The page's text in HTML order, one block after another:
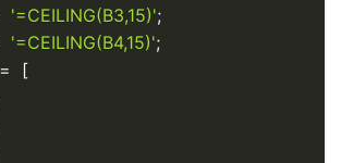
'=CEILING(B3,15)';
'=CEILING(B4,15)';
=
[